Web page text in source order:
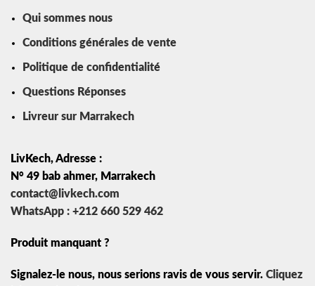
Qui sommes nous
Conditions générales de vente
Politique de confidentialité
Questions Réponses
Livreur sur Marrakech
LivKech, Adresse :
N° 49 bab ahmer, Marrakech
contact@livkech.com
WhatsApp : +212 660 529 462
Produit manquant ?
Signalez-le nous, nous serions ravis de vous servir. Cliquez